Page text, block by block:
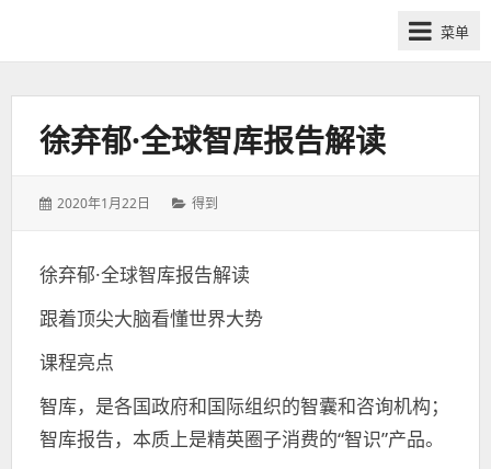
筹
菜单
徐弃郁·全球智库报告解读
发
2020年1月22日
分
得到
徐弃郁·全球智库报告解读
跟着顶尖大脑看懂世界大势
课程亮点
智库，是各国政府和国际组织的智囊和咨询机构；
智库报告，本质上是精英圈子消费的“智识”产品。